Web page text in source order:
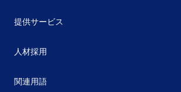
提供サービス
人材採用
関連用語